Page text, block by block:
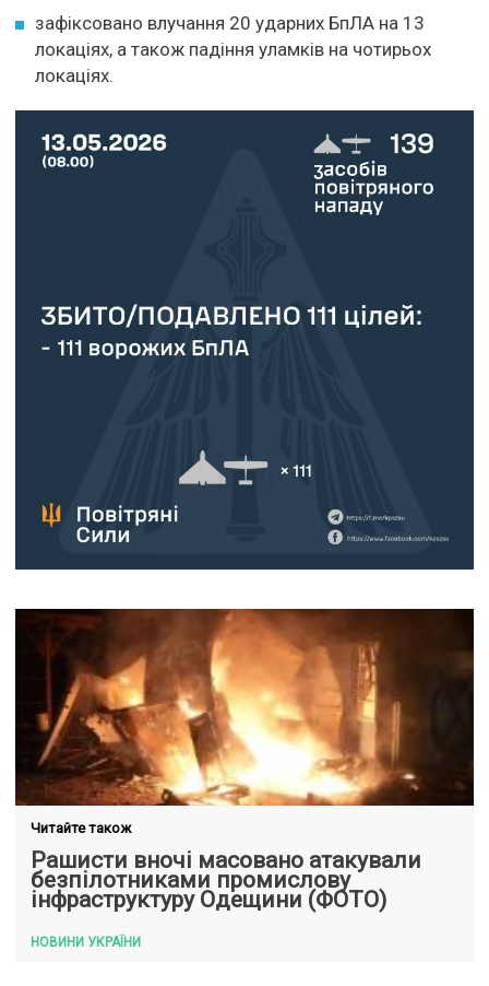
зафіксовано влучання 20 ударних БпЛА на 13
локаціях, а також падіння уламків на чотирьох
локаціях.
Читайте також
Рашисти вночі масовано атакували
безпілотниками промислову
інфраструктуру Одещини (ФОТО)
НОВИНИ УКРАЇНИ